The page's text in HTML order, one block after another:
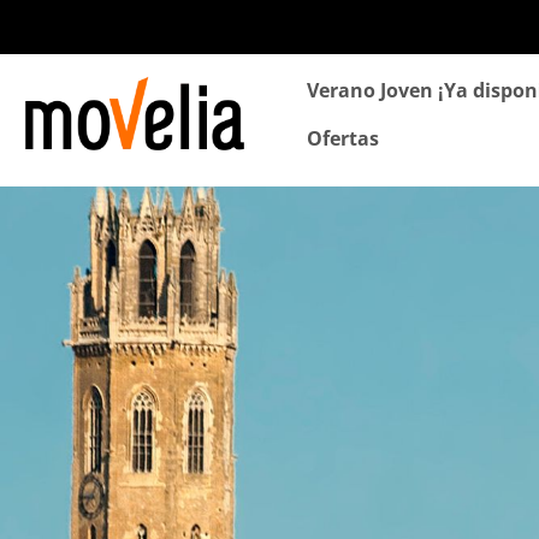
Navegación
principal
Verano Joven ¡Ya
Ofertas